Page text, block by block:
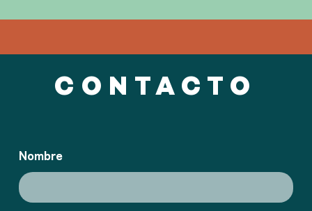
CONTACTO
Nombre